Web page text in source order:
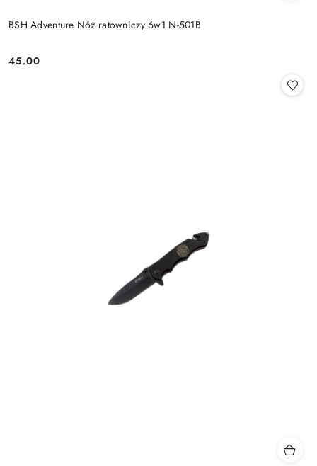
BSH Adventure Nóż ratowniczy 6w1 N-501B
Cena:
45.00